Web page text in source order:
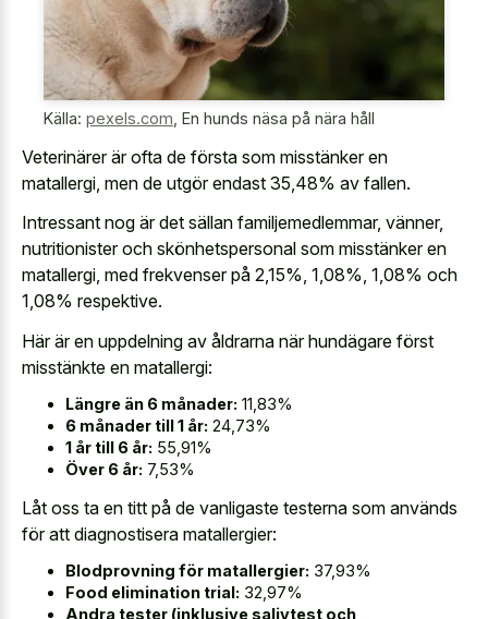
Källa: pexels.com En hunds näsa på nära håll
Veterinärer är ofta de första som misstänker en
matallergi, men de utgör endast 35,48% av fallen.
Intressant nog är det sällan familjemedlemmar, vänner,
nutritionister och skönhetspersonal som misstänker en
matallergi, med frekvenser på 2,15%, 1,08%, 1,08% och
1,08% respektive.
Här är en uppdelning av åldrarna när hundägare först
misstänkte en matallergi:
Längre än 6 månader: 11,83%
6 månader till 1 år: 24,73%
1 år till 6 år: 55,91%
Över 6 år: 7,53%
Låt oss ta en titt på de vanligaste testerna som används
för att diagnostisera matallergier:
Blodprovning för matallergier: 37,93%
Food elimination trial: 32,97%
Andra tester (inklusive salivtest och